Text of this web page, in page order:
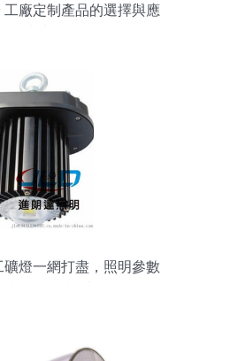
廠定制產品的選擇與應
燈一網打盡，照明參數